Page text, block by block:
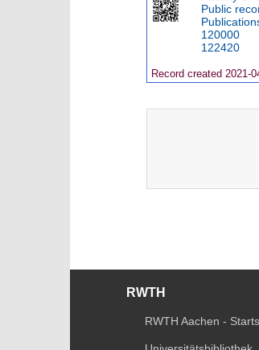
Public
120000
122420
Record created 2021-
RWTH
RWTH Aachen -